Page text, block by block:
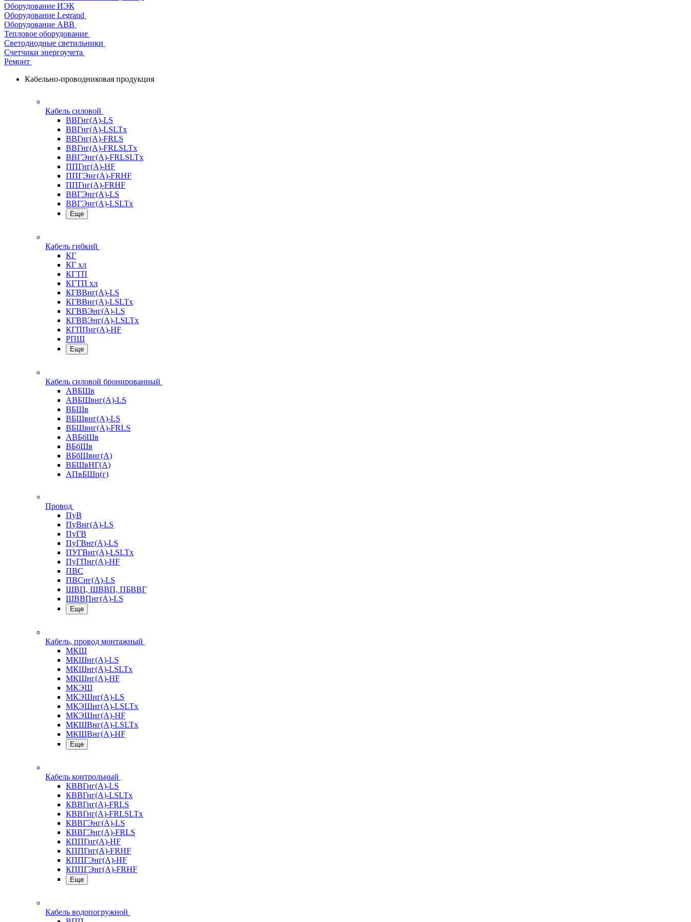
Оборудование ИЭК
Оборудование Legrand
Оборудование АВВ
Тепловое оборудование
Светодиодные светильники
Счетчики энергоучета
Ремонт
Кабельно-проводниковая продукция
Кабель силовой
ВВГнг(А)-LS
ВВГнг(А)-LSLTx
ВВГнг(А)-FRLS
ВВГнг(А)-FRLSLTx
ВВГЭнг(А)-FRLSLTx
ППГнг(А)-HF
ППГЭнг(А)-FRHF
ППГнг(А)-FRHF
ВВГЭнг(А)-LS
ВВГЭнг(А)-LSLTx
Еще
Кабель гибкий
КГ
КГ хл
КГТП
КГТП хл
КГВВнг(А)-LS
КГВВнг(А)-LSLTx
КГВВЭнг(А)-LS
КГВВЭнг(А)-LSLTx
КГППнг(А)-HF
РПШ
Еще
Кабель силовой бронированный
АВБШв
АВБШвнг(А)-LS
ВБШв
ВБШвнг(А)-LS
ВБШвнг(А)-FRLS
АВБбШв
ВБбШв
ВБбШвнг(А)
ВБШвНГ(А)
АПвБШп(г)
Провод
ПуВ
ПуВнг(А)-LS
ПуГВ
ПуГВнг(А)-LS
ПУГВнг(А)-LSLTx
ПуГПнг(А)-HF
ПВС
ПВСнг(А)-LS
ШВП, ШВВП, ПБВВГ
ШВВПнг(А)-LS
Еще
Кабель, провод монтажный
МКШ
МКШнг(А)-LS
МКШнг(А)-LSLTx
МКШнг(А)-HF
МКЭШ
МКЭШнг(А)-LS
МКЭШнг(А)-LSLTx
МКЭШнг(А)-HF
МКШВнг(A)-LSLTx
МКШВнг(А)-HF
Еще
Кабель контрольный
КВВГнг(А)-LS
КВВГнг(А)-LSLTx
КВВГнг(А)-FRLS
КВВГнг(А)-FRLSLTx
КВВГЭнг(А)-LS
КВВГЭнг(А)-FRLS
КППГнг(А)-HF
КППГнг(А)-FRHF
КППГЭнг(А)-HF
КППГЭнг(А)-FRHF
Еще
Кабель водопогружной